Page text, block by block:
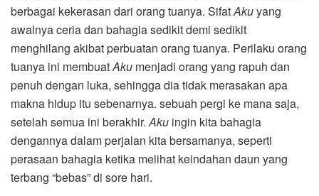
berbagai kekerasan dari orang tuanya. SifatAkuyang
awalnya ceria dan bahagia sedikit demi sedikit
menghilang akibat perbuatan orang tuanya. Perilaku orang
tuanya ini membuatAku menjadi orang yang rapuh dan
penuh dengan luka, sehingga dia tidak merasakan apa
makna hidup itu sebenarnya. sebuah pergi ke mana saja,
setelah semua ini berakhir.Aku ingin kita bahagia
dengannya dalam perjalan kita bersamanya, seperti
perasaan bahagia ketika melihat keindahan daun yang
terbang “bebas” di sore hari.